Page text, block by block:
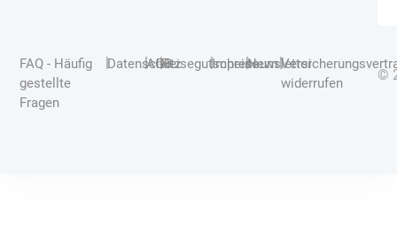
FAQ - Häufig
gestellte
Fragen
|Datenschutz
|AGB
|Reisegutscheine
|Impressum
|Newsletter
|
widerrufen
©